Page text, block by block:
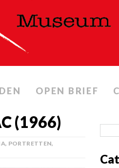
OPEN BRIEF
(1966)
, PORTRETTEN,